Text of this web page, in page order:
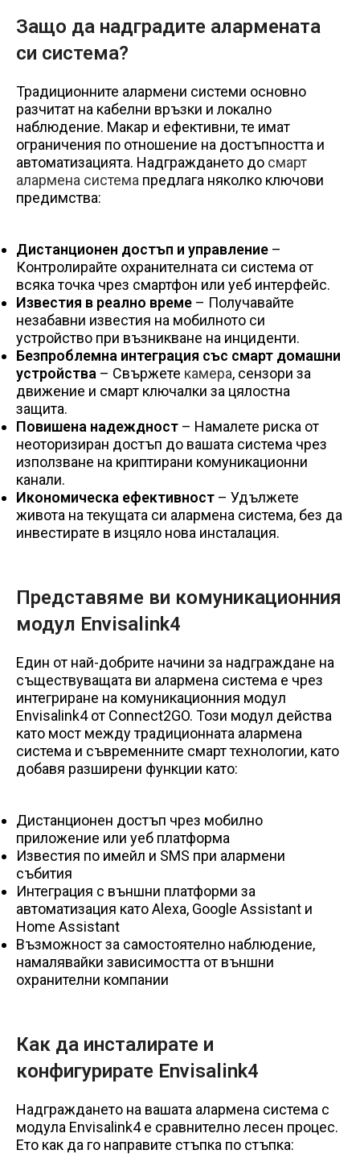
Защо да надградите алармената
си система?
Традиционните алармени системи основно
разчитат на кабелни връзки и локално
наблюдение. Макар и ефективни, те имат
ограничения по отношение на достъпността и
автоматизацията. Надграждането до смарт
алармена система предлага няколко ключови
предимства:
Дистанционен достъп и управление –
Контролирайте охранителната си система от
всяка точка чрез смартфон или уеб интерфейс.
Известия в реално време – Получавайте
незабавни известия на мобилното си
устройство при възникване на инциденти.
Безпроблемна интеграция със смарт домашни
устройства – Свържете камера, сензори за
движение и смарт ключалки за цялостна
защита.
Повишена надеждност – Намалете риска от
неоторизиран достъп до вашата система чрез
използване на криптирани комуникационни
канали.
Икономическа ефективност – Удължете
живота на текущата си алармена система, без да
инвестирате в изцяло нова инсталация.
Представяме ви комуникационния
модул Envisalink4
Един от най-добрите начини за надграждане на
съществуващата ви алармена система е чрез
интегриране на комуникационния модул
Envisalink4 от Connect2GO. Този модул действа
като мост между традиционната алармена
система и съвременните смарт технологии, като
добавя разширени функции като:
Дистанционен достъп чрез мобилно
приложение или уеб платформа
Известия по имейл и SMS при алармени
събития
Интеграция с външни платформи за
автоматизация като Alexa, Google Assistant и
Home Assistant
Възможност за самостоятелно наблюдение,
намалявайки зависимостта от външни
охранителни компании
Как да инсталирате и
конфигурирате Envisalink4
Надграждането на вашата алармена система с
модула Envisalink4 е сравнително лесен процес.
Ето как да го направите стъпка по стъпка: